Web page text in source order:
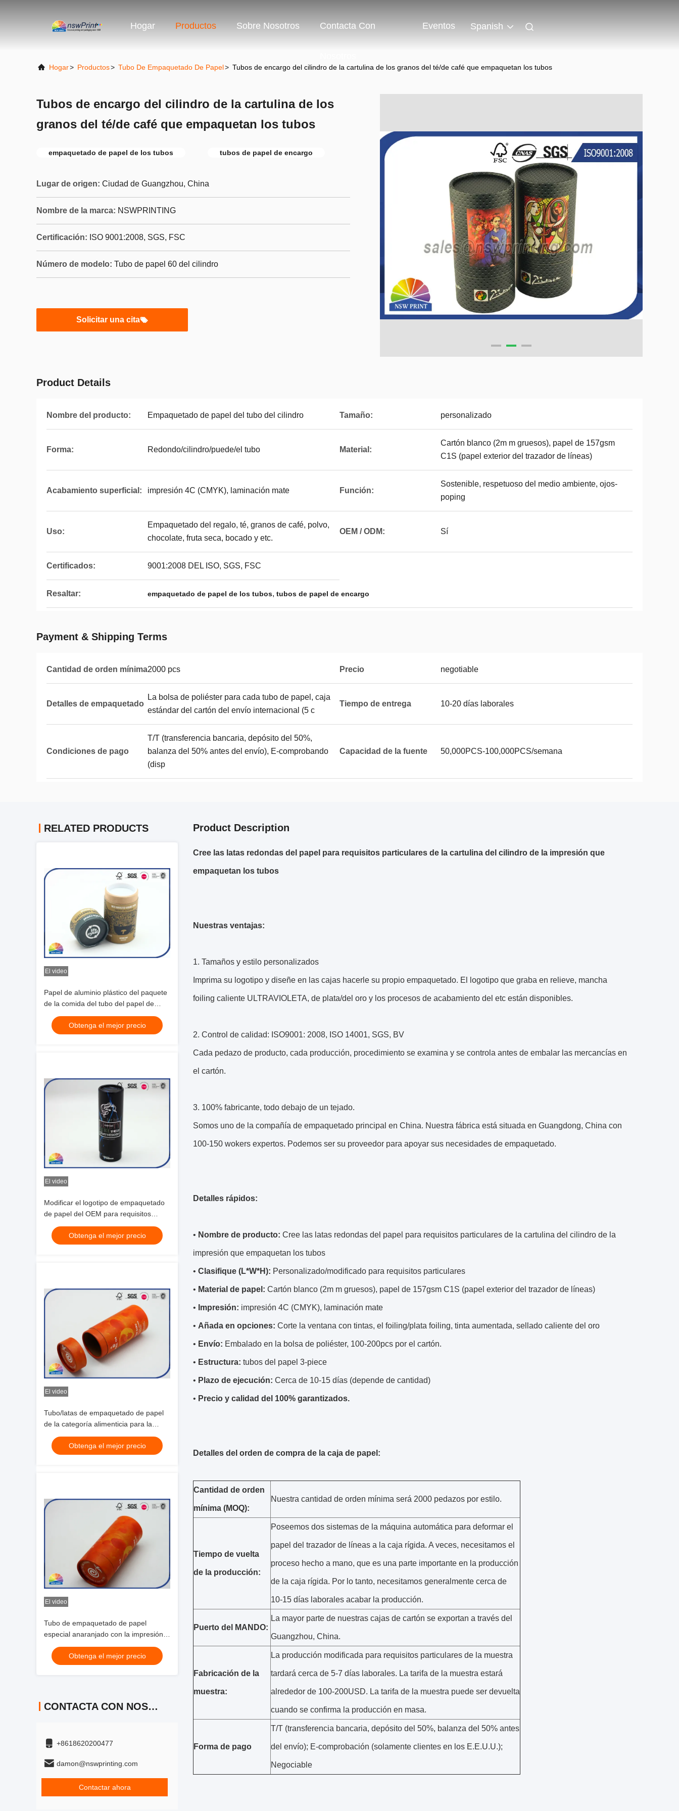
Hogar Productos Sobre Nosotros Contacta Con Eventos Spanish
Hogar> Productos> Tubo De Empaquetado De Papel> Tubos de encargo del cilindro de la cartulina de los granos del té/de café que empaquetan los tubos
Tubos de encargo del cilindro de la cartulina de los
granos del té/de café que empaquetan los tubos
empaquetado de papel de los tubos tubos de papel de encargo
Lugar de origen: Ciudad de Guangzhou, China
Nombre de la marca: NSWPRINTING
Certificación: ISO 9001:2008, SGS, FSC
Número de modelo: Tubo de papel 60 del cilindro
Solicitar una cita
Product Details
Nombre del producto: Empaquetado de papel del tubo del cilindro Tamaño: personalizado
Forma: Redondo/cilindro/puede/el tubo Material:
Cartón blanco (2m m gruesos), papel de 157gsm
C1S (papel exterior del trazador de líneas)
Acabamiento superficial: impresión 4C (CMYK), laminación mate Función:
Sostenible, respetuoso del medio ambiente, ojos-
poping
Uso:
Empaquetado del regalo, té, granos de café, polvo,
chocolate, fruta seca, bocado y etc.
OEM / ODM: Sí
Certificados: 9001:2008 DEL ISO, SGS, FSC
Resaltar: empaquetado de papel de los tubos, tubos de papel de encargo
Payment & Shipping Terms
Cantidad de orden mínima2000 pcs Precio negotiable
Detalles de empaquetado
La bolsa de poliéster para cada tubo de papel, caja
estándar del cartón del envío internacional (5 c
Tiempo de entrega 10-20 días laborales
Condiciones de pago
T/T (transferencia bancaria, depósito del 50%,
balanza del 50% antes del envío), E-comprobando
(disp
Capacidad de la fuente 50,000PCS-100,000PCS/semana
RELATED PRODUCTS
El video
Papel de aluminio plástico del paquete
de la comida del tubo del papel de
Kraft del enchufe dentro
Obtenga el mejor precio
El video
Modificar el logotipo de empaquetado
de papel del OEM para requisitos
particulares de la caja del cilindro de la
cartulina del negro del tubo de la
impresión a granel
Obtenga el mejor precio
El video
Tubo/latas de empaquetado de papel
de la categoría alimenticia para la
impresión de encargo del producto de
la salud del animal doméstico
Obtenga el mejor precio
El video
Tubo de empaquetado de papel
especial anaranjado con la impresión
de sellado caliente de grabación en
relieve de diosObtenga el mejor precio
CONTACTA CON NOSOTROS
+8618620200477
damon@nswprinting.com
Contactar ahora
Product Description
Cree las latas redondas del papel para requisitos particulares de la cartulina del cilindro de la impresión que
empaquetan los tubos
Nuestras ventajas:
1. Tamaños y estilo personalizados
Imprima su logotipo y diseñe en las cajas hacerle su propio empaquetado. El logotipo que graba en relieve, mancha
foiling caliente ULTRAVIOLETA, de plata/del oro y los procesos de acabamiento del etc están disponibles.
2. Control de calidad: ISO9001: 2008, ISO 14001, SGS, BV
Cada pedazo de producto, cada producción, procedimiento se examina y se controla antes de embalar las mercancías en
el cartón.
3. 100% fabricante, todo debajo de un tejado.
Somos uno de la compañía de empaquetado principal en China. Nuestra fábrica está situada en Guangdong, China con
100-150 wokers expertos. Podemos ser su proveedor para apoyar sus necesidades de empaquetado.
Detalles rápidos:
• Nombre de producto: Cree las latas redondas del papel para requisitos particulares de la cartulina del cilindro de la
impresión que empaquetan los tubos
• Clasifique (L*W*H): Personalizado/modificado para requisitos particulares
• Material de papel: Cartón blanco (2m m gruesos), papel de 157gsm C1S (papel exterior del trazador de líneas)
• Impresión: impresión 4C (CMYK), laminación mate
• Añada en opciones: Corte la ventana con tintas, el foiling/plata foiling, tinta aumentada, sellado caliente del oro
• Envío: Embalado en la bolsa de poliéster, 100-200pcs por el cartón.
• Estructura: tubos del papel 3-piece
• Plazo de ejecución: Cerca de 10-15 días (depende de cantidad)
• Precio y calidad del 100% garantizados.
Detalles del orden de compra de la caja de papel:
Cantidad de orden
mínima (MOQ):
Nuestra cantidad de orden mínima será 2000 pedazos por estilo.
Tiempo de vuelta
de la producción:
Poseemos dos sistemas de la máquina automática para deformar el
papel del trazador de líneas a la caja rígida. A veces, necesitamos el
proceso hecho a mano, que es una parte importante en la producción
de la caja rígida. Por lo tanto, necesitamos generalmente cerca de
10-15 días laborales acabar la producción.
Puerto del MANDO:
La mayor parte de nuestras cajas de cartón se exportan a través del
Guangzhou, China.
Fabricación de la
muestra:
La producción modificada para requisitos particulares de la muestra
tardará cerca de 5-7 días laborales. La tarifa de la muestra estará
alrededor de 100-200USD. La tarifa de la muestra puede ser devuelta
cuando se confirma la producción en masa.
Forma de pago
T/T (transferencia bancaria, depósito del 50%, balanza del 50% antes
del envío); E-comprobación (solamente clientes en los E.E.U.U.);
Negociable